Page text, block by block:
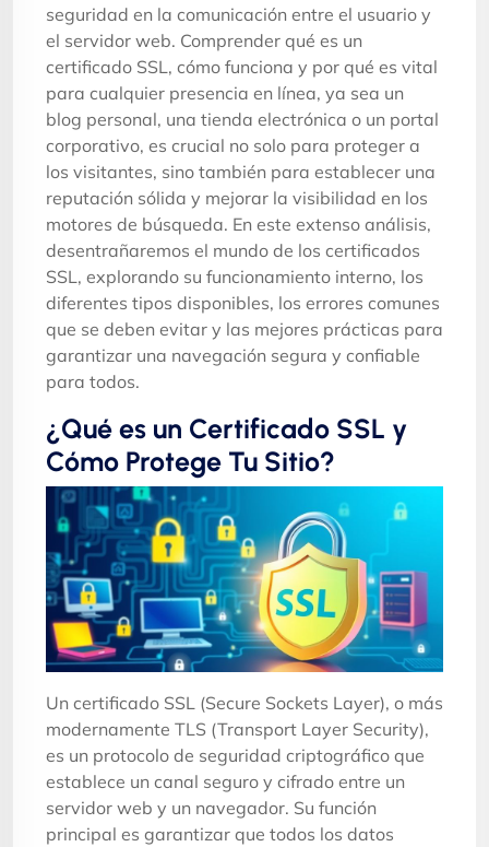
seguridad en la comunicación entre el usuario y
el servidor web. Comprender qué es un
certificado SSL, cómo funciona y por qué es vital
para cualquier presencia en línea, ya sea un
blog personal, una tienda electrónica o un portal
corporativo, es crucial no solo para proteger a
los visitantes, sino también para establecer una
reputación sólida y mejorar la visibilidad en los
motores de búsqueda. En este extenso análisis,
desentrañaremos el mundo de los certificados
SSL, explorando su funcionamiento interno, los
diferentes tipos disponibles, los errores comunes
que se deben evitar y las mejores prácticas para
garantizar una navegación segura y confiable
para todos.
¿Qué es un Certificado SSL y
Cómo Protege Tu Sitio?
Un certificado SSL (Secure Sockets Layer), o más
modernamente TLS (Transport Layer Security),
es un protocolo de seguridad criptográfico que
establece un canal seguro y cifrado entre un
servidor web y un navegador. Su función
principal es garantizar que todos los datos